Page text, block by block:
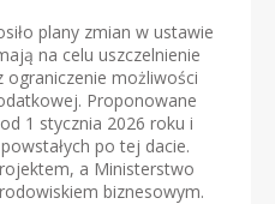
plany zmian w ustawie
na celu uszczelnienie
możliwości
Proponowane
1 stycznia 2026 roku i
po tej dacie.
a Ministerstwo
biznesowym.